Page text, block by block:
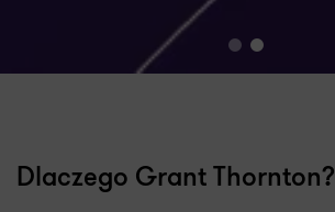
Dlaczego Grant Thornton?